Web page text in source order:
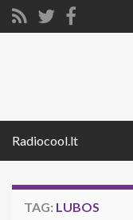
Radiocool.lt
TAG: LUBOS